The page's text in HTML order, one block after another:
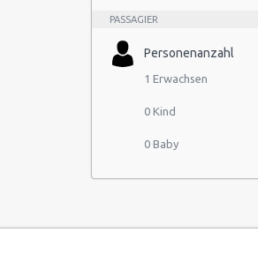
PASSAGIER
Personenanzahl
1 Erwachsen
0 Kind
0 Baby